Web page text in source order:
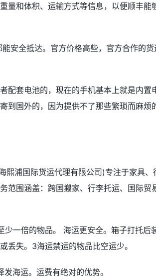
量和体积、运输方式等信息，以便顺丰能
安全抵达。官方价格高些，官方合作的货
配套电池的，现在的手机基本上就是内置
到国外的，因为提供不了那些繁琐而麻烦
熙浦国际货运代理有限公司)专注于家具、
范围涵盖：跨国搬家、行李托运、国际贸
一倍的物品。 海运更安全。箱子打托后
丢失。3海运禁运的物品比空运少。
海运。运费有绝对的优势。